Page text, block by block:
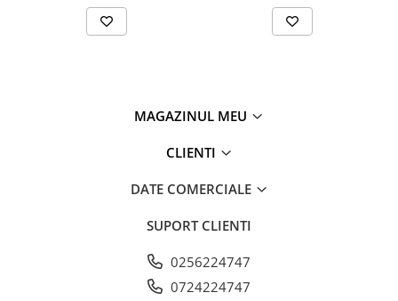
Protecţie trăsnet-supratensiuni
Protectii supratensiuni
Tuburi protectie cabluri si
Accesorii tuburi protectie
Tuburi protectie rigide
MAGAZINUL MEU
CLIENTI
DATE COMERCIALE
SUPORT CLIENTI
0256224747
0724224747